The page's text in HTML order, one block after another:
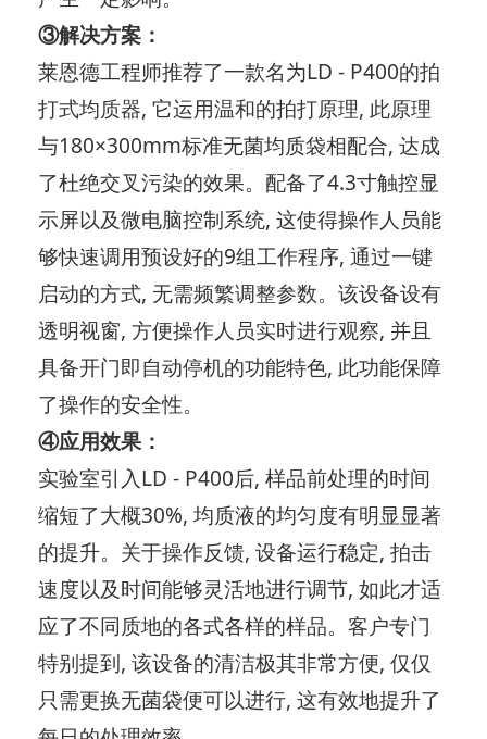
③解决方案：
莱恩德工程师推荐了一款名为LD - P400的拍
打式均质器, 它运用温和的拍打原理, 此原理
与180×300mm标准无菌均质袋相配合, 达成
了杜绝交叉污染的效果。配备了4.3寸触控显
示屏以及微电脑控制系统, 这使得操作人员能
够快速调用预设好的9组工作程序, 通过一键
启动的方式, 无需频繁调整参数。该设备设有
透明视窗, 方便操作人员实时进行观察, 并且
具备开门即自动停机的功能特色, 此功能保障
了操作的安全性。
④应用效果：
实验室引入LD - P400后, 样品前处理的时间
缩短了大概30%, 均质液的均匀度有明显显著
的提升。关于操作反馈, 设备运行稳定, 拍击
速度以及时间能够灵活地进行调节, 如此才适
应了不同质地的各式各样的样品。客户专门
特别提到, 该设备的清洁极其非常方便, 仅仅
只需更换无菌袋便可以进行, 这有效地提升了